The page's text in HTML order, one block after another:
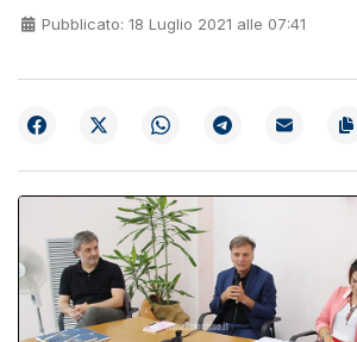
Pubblicato: 18 Luglio 2021 alle 07:41